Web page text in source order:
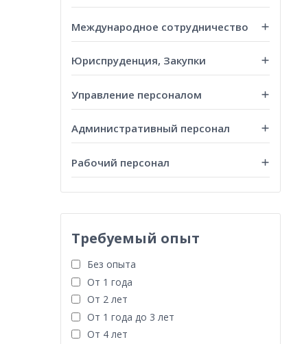
Международное сотрудничество
Юриспруденция, Закупки
Управление персоналом
Административный персонал
Рабочий персонал
Требуемый опыт
Без опыта
От 1 года
От 2 лет
От 1 года до 3 лет
От 4 лет